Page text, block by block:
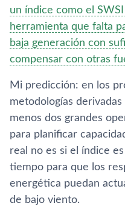
un índice como el
herramienta que falta
baja generación con
compensar con otras
Mi predicción: en los
metodologías
menos dos grandes
para planificar
real no es si el índice
tiempo para que los
energética puedan
de bajo viento.